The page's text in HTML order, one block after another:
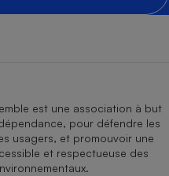
est une association à but
pour défendre les
usagers, et promouvoir une
et respectueuse des